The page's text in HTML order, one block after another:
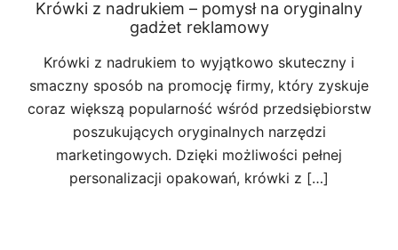
Krówki z nadrukiem – pomysł na oryginalny
gadżet reklamowy
Krówki z nadrukiem to wyjątkowo skuteczny i
smaczny sposób na promocję firmy, który zyskuje
coraz większą popularność wśród przedsiębiorstw
poszukujących oryginalnych narzędzi
marketingowych. Dzięki możliwości pełnej
personalizacji opakowań, krówki z […]